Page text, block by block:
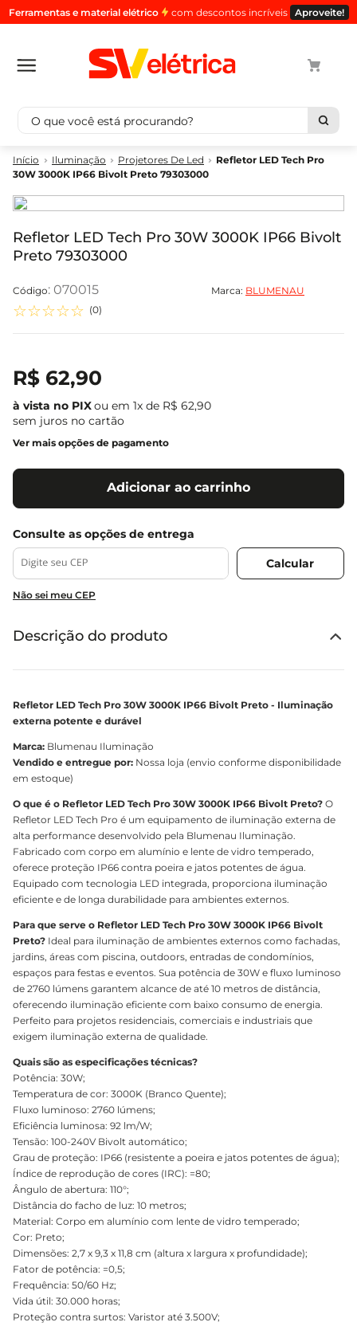
Ferramentas e material elétrico com descontos incríveis Aproveite!
O que você está procurando?
Iluminação Projetores De Led
Refletor LED Tech Pro
30W 3000K IP66 Bivolt Preto 79303000
Refletor LED Tech Pro 30W 3000K IP66 Bivolt
Preto 79303000
: 070015 Marca: BLUMENAU
☆☆☆☆☆ (0)
R$ 62,90
ou em 1x de R$ 62,90
sem juros no cartão
Ver mais opções de pagamento
Adicionar ao carrinho
Não sei meu CEP
Descrição do produto
Refletor LED Tech Pro 30W 3000K IP66 Bivolt Preto - Iluminação
externa potente e durável
Marca: Blumenau Iluminação
Vendido e entregue por: Nossa loja (envio conforme disponibilidade
em estoque)
O que é o Refletor LED Tech Pro 30W 3000K IP66 Bivolt Preto? O
Refletor LED Tech Pro é um equipamento de iluminação externa de
alta performance desenvolvido pela Blumenau Iluminação.
Fabricado com corpo em alumínio e lente de vidro temperado,
oferece proteção IP66 contra poeira e jatos potentes de água.
Equipado com tecnologia LED integrada, proporciona iluminação
eficiente e de longa durabilidade para ambientes externos.
Para que serve o Refletor LED Tech Pro 30W 3000K IP66 Bivolt
Preto? Ideal para iluminação de ambientes externos como fachadas,
jardins, áreas com piscina, outdoors, entradas de condomínios,
espaços para festas e eventos. Sua potência de 30W e fluxo luminoso
de 2760 lúmens garantem alcance de até 10 metros de distância,
oferecendo iluminação eficiente com baixo consumo de energia.
Perfeito para projetos residenciais, comerciais e industriais que
exigem iluminação externa de qualidade.
Quais são as especificações técnicas?
Potência: 30W;
Temperatura de cor: 3000K (Branco Quente);
Fluxo luminoso: 2760 lúmens;
Eficiência luminosa: 92 lm/W;
Tensão: 100-240V Bivolt automático;
Grau de proteção: IP66 (resistente a poeira e jatos potentes de água);
Índice de reprodução de cores (IRC): =80;
Ângulo de abertura: 110°;
Distância do facho de luz: 10 metros;
Material: Corpo em alumínio com lente de vidro temperado;
Cor: Preto;
Dimensões: 2,7 x 9,3 x 11,8 cm (altura x largura x profundidade);
Fator de potência: =0,5;
Frequência: 50/60 Hz;
Vida útil: 30.000 horas;
Proteção contra surtos: Varistor até 3.500V;
Termos mais buscados
2º
luminaria
3º
tomada
4º
cabo pp
4